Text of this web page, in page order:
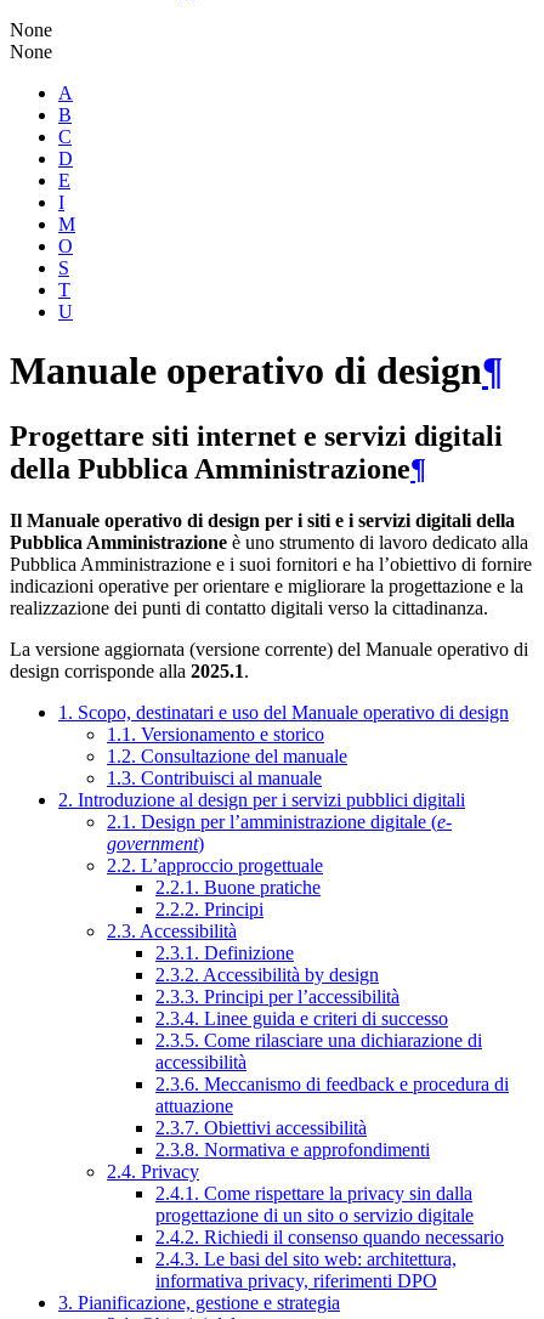
None
None
A
B
C
D
E
I
M
O
S
T
U
Manuale operativo di design¶
Progettare siti internet e servizi digitali
della Pubblica Amministrazione¶
Il Manuale operativo di design per i siti e i servizi digitali della
Pubblica Amministrazione è uno strumento di lavoro dedicato alla
Pubblica Amministrazione e i suoi fornitori e ha l’obiettivo di fornire
indicazioni operative per orientare e migliorare la progettazione e la
realizzazione dei punti di contatto digitali verso la cittadinanza.
La versione aggiornata (versione corrente) del Manuale operativo di
design corrisponde alla 2025.1.
1. Scopo, destinatari e uso del Manuale operativo di design
1.1. Versionamento e storico
1.2. Consultazione del manuale
1.3. Contribuisci al manuale
2. Introduzione al design per i servizi pubblici digitali
2.1. Design per l’amministrazione digitale (e-
government)
2.2. L’approccio progettuale
2.2.1. Buone pratiche
2.2.2. Principi
2.3. Accessibilità
2.3.1. Definizione
2.3.2. Accessibilità by design
2.3.3. Principi per l’accessibilità
2.3.4. Linee guida e criteri di successo
2.3.5. Come rilasciare una dichiarazione di
accessibilità
2.3.6. Meccanismo di feedback e procedura di
attuazione
2.3.7. Obiettivi accessibilità
2.3.8. Normativa e approfondimenti
2.4. Privacy
2.4.1. Come rispettare la privacy sin dalla
progettazione di un sito o servizio digitale
2.4.2. Richiedi il consenso quando necessario
2.4.3. Le basi del sito web: architettura,
informativa privacy, riferimenti DPO
3. Pianificazione, gestione e strategia